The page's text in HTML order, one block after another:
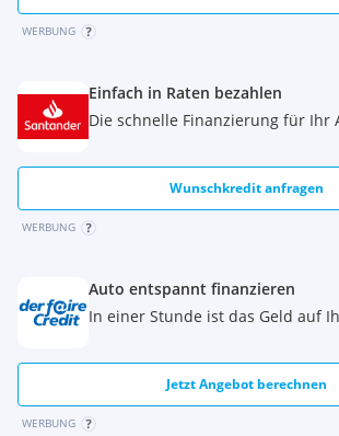
WERBUNG
Einfach in Raten bezahlen
Die schnelle Finanzierung für Ihr
Wunschkredit anfragen
WERBUNG
Auto entspannt finanzieren
In einer Stunde ist das Geld auf
Jetzt Angebot berechnen
WERBUNG